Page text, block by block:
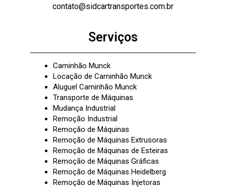
contato@sidcartransportes.com.br
Serviços
Caminhão Munck
Locação de Caminhão Munck
Aluguel Caminhão Munck
Transporte de Máquinas
Mudança Industrial
Remoção Industrial
Remoção de Máquinas
Remoção de Máquinas Extrusoras
Remoção de Máquinas de Esteiras
Remoção de Máquinas Gráficas
Remoção de Máquinas Heidelberg
Remoção de Máquinas Injetoras